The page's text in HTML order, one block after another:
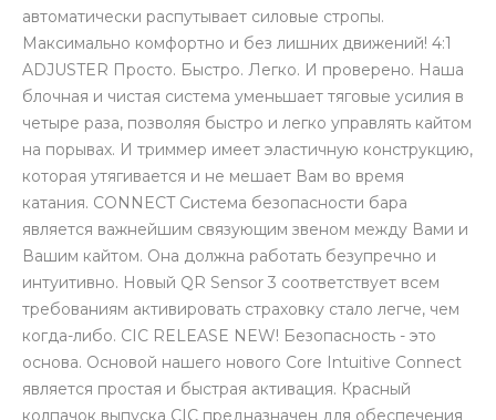
автоматически распутывает силовые стропы.
Максимально комфортно и без лишних движений! 4:1
ADJUSTER Просто. Быстро. Легко. И проверено. Наша
блочная и чистая система уменьшает тяговые усилия в
четыре раза, позволяя быстро и легко управлять кайтом
на порывах. И триммер имеет эластичную конструкцию,
которая утягивается и не мешает Вам во время
катания. CONNECT Система безопасности бара
является важнейшим связующим звеном между Вами и
Вашим кайтом. Она должна работать безупречно и
интуитивно. Новый QR Sensor 3 соответствует всем
требованиям активировать страховку стало легче, чем
когда-либо. CIC RELEASE NEW! Безопасность - это
основа. Основой нашего нового Core Intuitive Connect
является простая и быстрая активация. Красный
колпачок выпуска CIC предназначен для обеспечения